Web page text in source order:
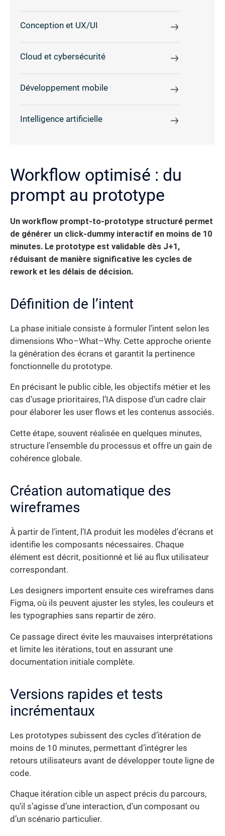
Conception et UX/UI
Cloud et cybersécurité
Développement mobile
Intelligence artificielle
Workflow optimisé : du
prompt au prototype
Un workflow prompt-to-prototype structuré permet
de générer un click-dummy interactif en moins de 10
minutes. Le prototype est validable dès J+1,
réduisant de manière significative les cycles de
rework et les délais de décision.
Définition de l’intent
La phase initiale consiste à formuler l’intent selon les
dimensions Who–What–Why. Cette approche oriente
la génération des écrans et garantit la pertinence
fonctionnelle du prototype.
En précisant le public cible, les objectifs métier et les
cas d’usage prioritaires, l’IA dispose d’un cadre clair
pour élaborer les user flows et les contenus associés.
Cette étape, souvent réalisée en quelques minutes,
structure l’ensemble du processus et offre un gain de
cohérence globale.
Création automatique des
wireframes
À partir de l’intent, l’IA produit les modèles d’écrans et
identifie les composants nécessaires. Chaque
élément est décrit, positionné et lié au flux utilisateur
correspondant.
Les designers importent ensuite ces wireframes dans
Figma, où ils peuvent ajuster les styles, les couleurs et
les typographies sans repartir de zéro.
Ce passage direct évite les mauvaises interprétations
et limite les itérations, tout en assurant une
documentation initiale complète.
Versions rapides et tests
incrémentaux
Les prototypes subissent des cycles d’itération de
moins de 10 minutes, permettant d’intégrer les
retours utilisateurs avant de développer toute ligne de
code.
Chaque itération cible un aspect précis du parcours,
qu’il s’agisse d’une interaction, d’un composant ou
d’un scénario particulier.